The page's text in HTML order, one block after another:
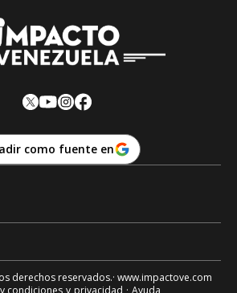
como fuente en
derechos reservados.· www.impactove.com
condiciones y privacidad · Ayuda